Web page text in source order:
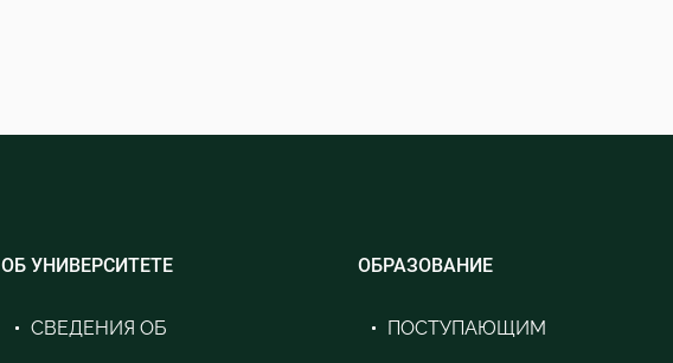
ОБ УНИВЕРСИТЕТЕ
СВЕДЕНИЯ ОБ
ОБРАЗОВАНИЕ
ПОСТУПАЮЩИМ